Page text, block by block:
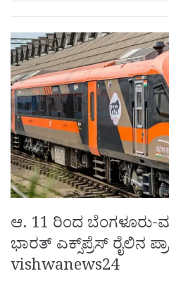
ಆ. 11 ರಿಂದ ಬೆಂಗಳೂರು-
ಭಾರತ್ ಎಕ್ಸ್‌ಪ್ರೆಸ್ ರೈಲಿನ
vishwanews24